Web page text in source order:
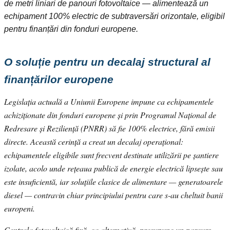
de metri liniari de panouri fotovoltaice — alimentează un
echipament 100% electric de subtraversări orizontale, eligibil
pentru finanțări din fonduri europene.
O soluție pentru un decalaj structural al
finanțărilor europene
Legislația actuală a Uniunii Europene impune ca echipamentele
achiziționate din fonduri europene și prin Programul Național de
Redresare și Reziliență (PNRR) să fie 100% electrice, fără emisii
directe. Această cerință a creat un decalaj operațional:
echipamentele eligibile sunt frecvent destinate utilizării pe șantiere
izolate, acolo unde rețeaua publică de energie electrică lipsește sau
este insuficientă, iar soluțiile clasice de alimentare — generatoarele
diesel — contravin chiar principiului pentru care s-au cheltuit banii
europeni.